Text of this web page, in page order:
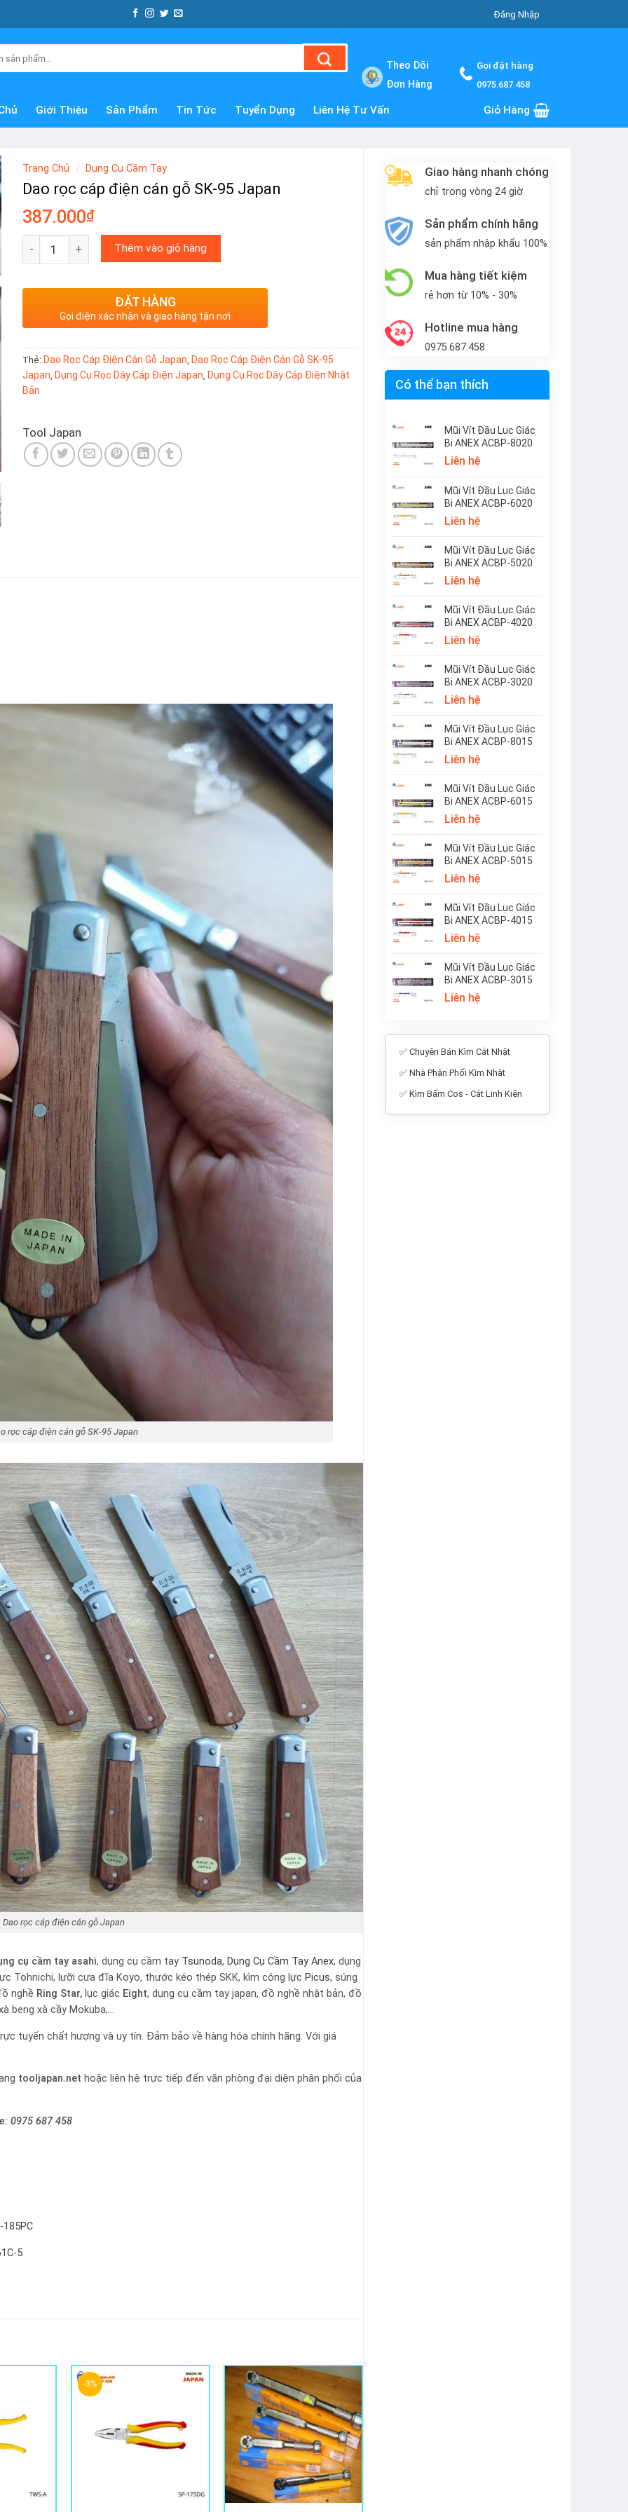
Đăng Nhập
Theo Dõi
Đơn Hàng
Gọi đặt hàng
0975.687.458
Giới Thiệu Sản Phẩm Tin Tức Tuyển Dụng Liên Hệ Tư Vấn Giỏ Hàng
Giao hàng nhanh chóng
chỉ trong vòng 24 giờ
Sản phẩm chính hãng
sản phẩm nhập khẩu 100%
Mua hàng tiết kiệm
rẻ hơn từ 10% - 30%
Hotline mua hàng
0975.687.458
Có thể bạn thích
Mũi Vít Đầu Lục Giác
Bi ANEX ACBP-8020
Liên hệ
Mũi Vít Đầu Lục Giác
Bi ANEX ACBP-6020
Liên hệ
Mũi Vít Đầu Lục Giác
Bi ANEX ACBP-5020
Liên hệ
Mũi Vít Đầu Lục Giác
Bi ANEX ACBP-4020
Liên hệ
Mũi Vít Đầu Lục Giác
Bi ANEX ACBP-3020
Liên hệ
Mũi Vít Đầu Lục Giác
Bi ANEX ACBP-8015
Liên hệ
Mũi Vít Đầu Lục Giác
Bi ANEX ACBP-6015
Liên hệ
Mũi Vít Đầu Lục Giác
Bi ANEX ACBP-5015
Liên hệ
Mũi Vít Đầu Lục Giác
Bi ANEX ACBP-4015
Liên hệ
Mũi Vít Đầu Lục Giác
Bi ANEX ACBP-3015
Liên hệ
✅ Chuyên Bán Kìm Cắt Nhật
✅ Nhà Phân Phối Kìm Nhật
✅ Kìm Bấm Cos - Cắt Linh Kiện
Trang Chủ / Dụng Cụ Cầm Tay
Dao rọc cáp điện cán gỗ SK-95 Japan
387.000₫
Dao rọc cáp điện cán gỗ SK-95 Japan số lượng
Thêm vào giỏ hàng
ĐẶT HÀNG
Gọi điện xác nhận và giao hàng tận nơi
Thẻ: Dao Rọc Cáp Điện Cán Gỗ Japan Dao Rọc Cáp Điện Cán Gỗ SK-95
Japan Dụng Cụ Rọc Dây Cáp Điện Japan Dụng Cụ Rọc Dây Cáp Điện Nhật
Bản
Tool Japan
rọc cáp điện cán gỗ SK-95 Japan
Dao rọc cáp điện cán gỗ Japan
cụ cầm tay asahi, dụng cụ cầm tay Tsunoda, Dụng Cụ Cầm Tay Anex, dụng
Tohnichi, lưỡi cưa đĩa Koyo, thước kéo thép SKK, kìm cộng lực Picus, súng
nghề Ring Star, lục giác Eight, dụng cụ cầm tay japan, đồ nghề nhật bản, đồ
beng xà cầy Mokuba,…
tuyến chất hượng và uy tín. Đảm bảo về hàng hóa chính hãng. Với giá
tooljapan.net hoặc liên hệ trực tiếp đến văn phòng đại diện phân phối của
0975 687 458
5
-3%